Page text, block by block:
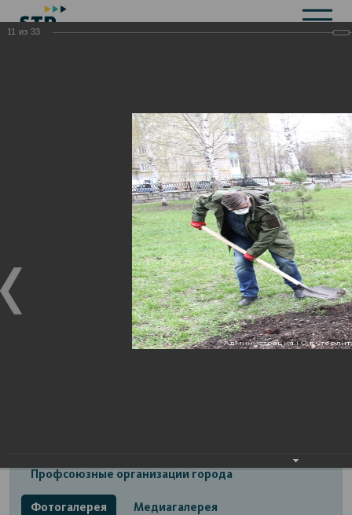
Карта города
Справочная информация
Территориальные органы и представительства
Актуальная информация Открытые данные
Строительство
Жилищно-коммунальное хозяйство
Инвестиционная привлекательность
Профсоюзные организации города
Фотогалерея Медиагалерея
11 из 33